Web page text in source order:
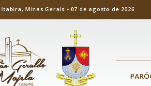
Minas Gerais - 07 de agosto de